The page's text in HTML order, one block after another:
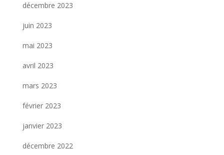
décembre 2023
juin 2023
mai 2023
avril 2023
mars 2023
février 2023
janvier 2023
décembre 2022